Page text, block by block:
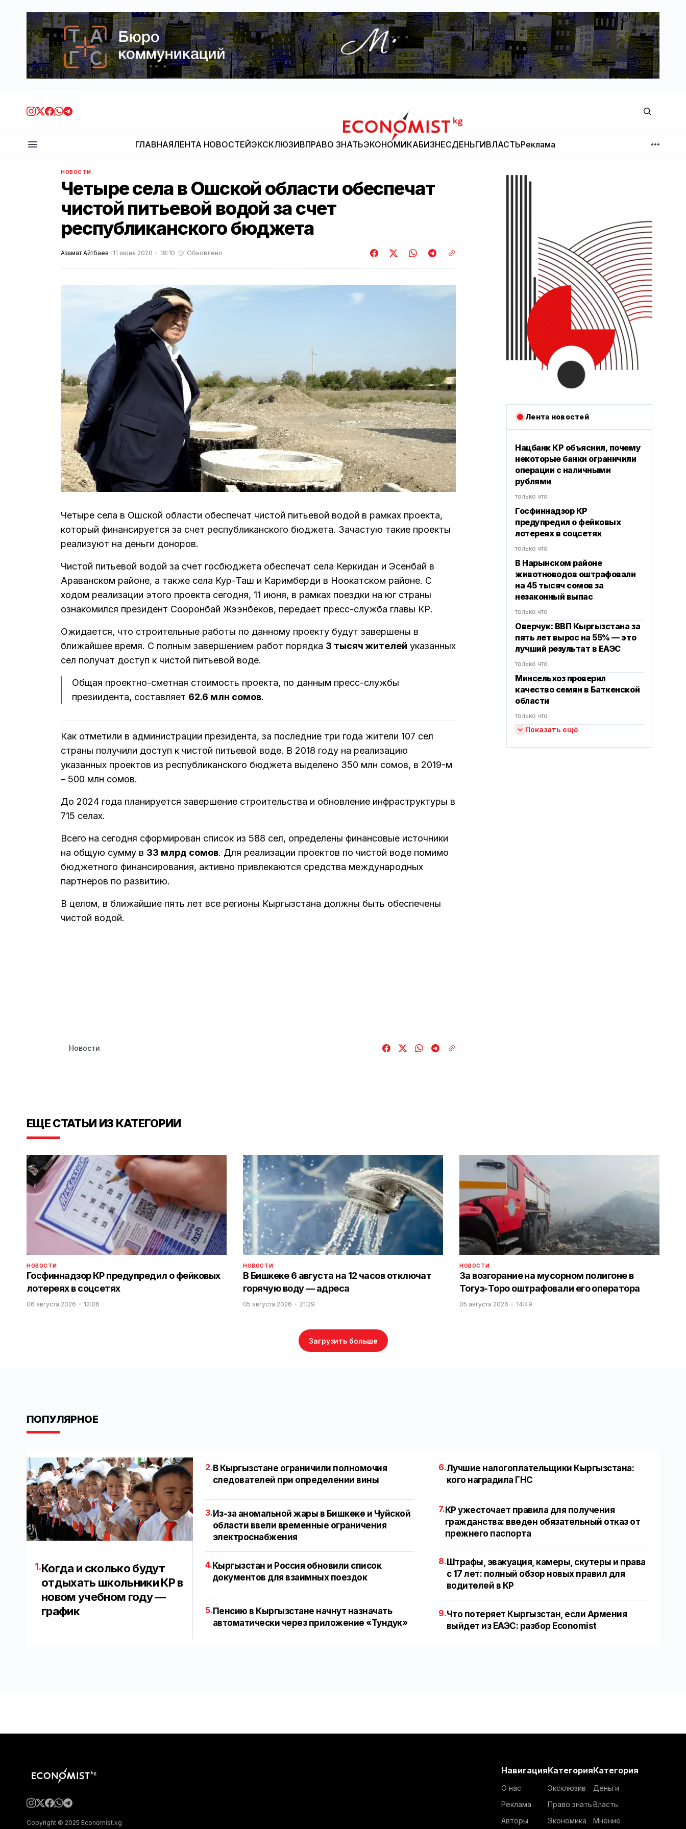
Economist.kg
ГЛАВНАЯЛЕНТА НОВОСТЕЙЭКСКЛЮЗИВПРАВО ЗНАТЬЭКОНОМИКАБИЗНЕСДЕНЬГИВЛАСТЬРеклама
МНЕНИЕ
НОВОСТИ
Четыре села в Ошской области обеспечат
чистой питьевой водой за счет
республиканского бюджета
Азамат Айтбаев 11 июня 2020 18:10 Обновлено
Четыре села в Ошской области обеспечат чистой питьевой водой в рамках проекта,
который финансируется за счет республиканского бюджета. Зачастую такие проекты
реализуют на деньги доноров.
Чистой питьевой водой за счет госбюджета обеспечат села Керкидан и Эсенбай в
Араванском районе, а также села Кур-Таш и Каримберди в Ноокатском районе. С
ходом реализации этого проекта сегодня, 11 июня, в рамках поездки на юг страны
ознакомился президент Сооронбай Жээнбеков, передает пресс-служба главы КР.
Ожидается, что строительные работы по данному проекту будут завершены в
ближайшее время. С полным завершением работ порядка 3 тысяч жителей указанных
сел получат доступ к чистой питьевой воде.
Общая проектно-сметная стоимость проекта, по данным пресс-службы
презиидента, составляет 62.6 млн сомов.
Как отметили в администрации президента, за последние три года жители 107 сел
страны получили доступ к чистой питьевой воде. В 2018 году на реализацию
указанных проектов из республиканского бюджета выделено 350 млн сомов, в 2019-м
– 500 млн сомов.
До 2024 года планируется завершение строительства и обновление инфраструктуры в
715 селах.
Всего на сегодня сформирован список из 588 сел, определены финансовые источники
на общую сумму в 33 млрд сомов. Для реализации проектов по чистой воде помимо
бюджетного финансирования, активно привлекаются средства международных
партнеров по развитию.
В целом, в ближайшие пять лет все регионы Кыргызстана должны быть обеспечены
чистой водой.
Новости
Лента новостей
Нацбанк КР объяснил, почему
некоторые банки ограничили
операции с наличными
рублями
только что
Госфиннадзор КР
предупредил о фейковых
лотереях в соцсетях
только что
В Нарынском районе
животноводов оштрафовали
на 45 тысяч сомов за
незаконный выпас
только что
Оверчук: ВВП Кыргызстана за
пять лет вырос на 55% — это
лучший результат в ЕАЭС
только что
Минсельхоз проверил
качество семян в Баткенской
области
только что
Показать ещё
ЕЩЕ СТАТЬИ ИЗ КАТЕГОРИИ
НОВОСТИ
Госфиннадзор КР предупредил о фейковых
лотереях в соцсетях
06 августа 2026 12:06
НОВОСТИ
В Бишкеке 6 августа на 12 часов отключат
горячую воду — адреса
05 августа 2026 21:29
НОВОСТИ
За возгорание на мусорном полигоне в
Тогуз-Торо оштрафовали его оператора
05 августа 2026 14:49
Загрузить больше
ПОПУЛЯРНОЕ
1.Когда и сколько будут
отдыхать школьники КР в
новом учебном году —
график
2. В Кыргызстане ограничили полномочия
следователей при определении вины
3. Из-за аномальной жары в Бишкеке и Чуйской
области ввели временные ограничения
электроснабжения
4. Кыргызстан и Россия обновили список
документов для взаимных поездок
5.Пенсию в Кыргызстане начнут назначать
автоматически через приложение «Тундук»
6.Лучшие налогоплательщики Кыргызстана:
кого наградила ГНС
7. КР ужесточает правила для получения
гражданства: введен обязательный отказ от
прежнего паспорта
8. Штрафы, эвакуация, камеры, скутеры и права
с 17 лет: полный обзор новых правил для
водителей в КР
9.Что потеряет Кыргызстан, если Армения
выйдет из ЕАЭС: разбор Economist
Copyright © 2025 Economist.kg
Навигация
О нас
Реклама
Авторы
Категория
Эксклюзив
Право знать
Экономика
Категория
Деньги
Власть
Мнение